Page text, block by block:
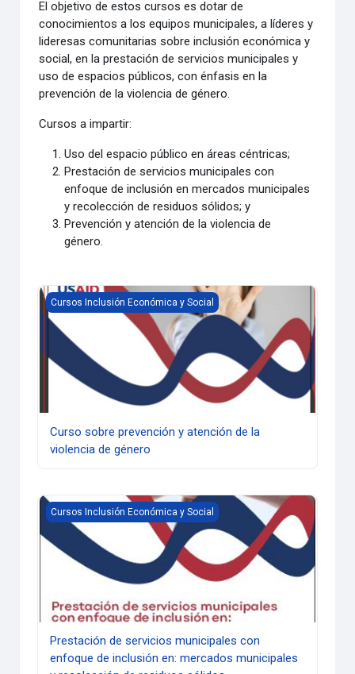
El objetivo de estos cursos es dotar de
conocimientos a los equipos municipales, a líderes y
lideresas comunitarias sobre inclusión económica y
social, en la prestación de servicios municipales y
uso de espacios públicos, con énfasis en la
prevención de la violencia de género.
Cursos a impartir:
Uso del espacio público en áreas céntricas;
Prestación de servicios municipales con
enfoque de inclusión en mercados municipales
y recolección de residuos sólidos; y
Prevención y atención de la violencia de
género.
Curso sobre prevención y atención de la violencia de
Cursos Inclusión Económica y Social
Curso sobre prevención y atención de la
violencia de género
Prestación de servicios municipales con enfoque de
Cursos Inclusión Económica y Social
Prestación de servicios municipales con
enfoque de inclusión en: mercados municipales